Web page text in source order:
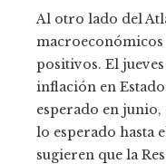
Al otro lado del
macroeconómicos
positivos. El
inflación en
esperado en junio,
lo esperado hasta
sugieren que la